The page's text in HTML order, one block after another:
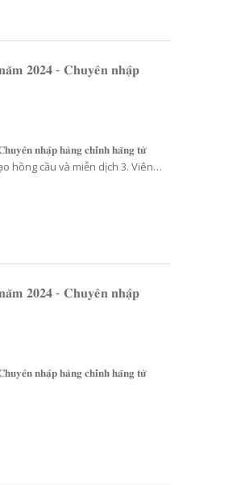
𝟐𝟎𝟐𝟒 - 𝐂𝐡𝐮𝐲𝐞̂𝐧 𝐧𝐡𝐚̣̂𝐩
𝐧𝐡𝐚̣̂𝐩 𝐡𝐚̀𝐧𝐠 𝐜𝐡𝐢́𝐧𝐡 𝐡𝐚̃𝐧𝐠 𝐭𝐮̛̀
𝟐𝟎𝟐𝟒 - 𝐂𝐡𝐮𝐲𝐞̂𝐧 𝐧𝐡𝐚̣̂𝐩
𝐧𝐡𝐚̣̂𝐩 𝐡𝐚̀𝐧𝐠 𝐜𝐡𝐢́𝐧𝐡 𝐡𝐚̃𝐧𝐠 𝐭𝐮̛̀